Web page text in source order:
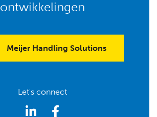
ontwikkelingen
Meijer Handling Solutions
Let's connect